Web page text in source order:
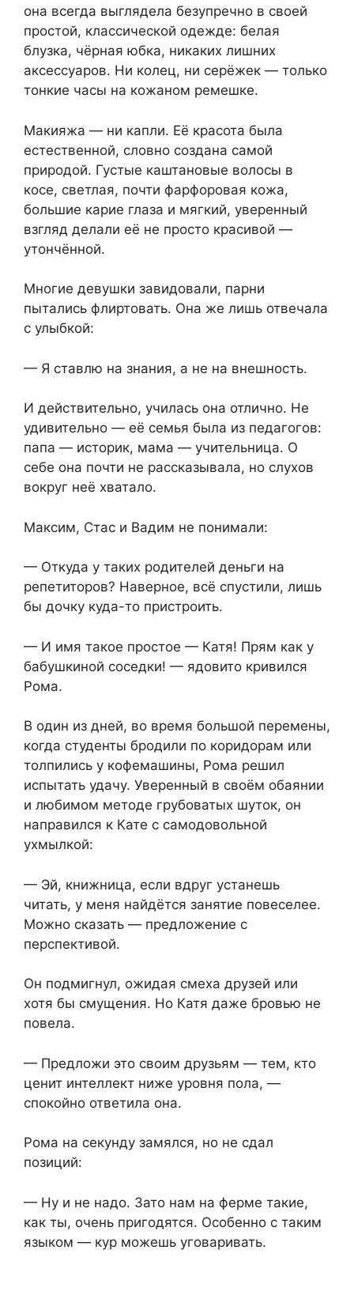
она всегда выглядела безупречно в своей
простой, классической одежде: белая
блузка, чёрная юбка, никаких лишних
аксессуаров. Ни колец, ни серёжек — только
тонкие часы на кожаном ремешке.
Макияжа — ни капли. Её красота была
естественной, словно создана самой
природой. Густые каштановые волосы в
косе, светлая, почти фарфоровая кожа,
большие карие глаза и мягкий, уверенный
взгляд делали её не просто красивой —
утончённой.
Многие девушки завидовали, парни
пытались флиртовать. Она же лишь отвечала
с улыбкой:
— Я ставлю на знания, а не на внешность.
И действительно, училась она отлично. Не
удивительно — её семья была из педагогов:
папа — историк, мама — учительница. О
себе она почти не рассказывала, но слухов
вокруг неё хватало.
Максим, Стас и Вадим не понимали:
— Откуда у таких родителей деньги на
репетиторов? Наверное, всё спустили, лишь
бы дочку куда-то пристроить.
— И имя такое простое — Катя! Прям как у
бабушкиной соседки! — ядовито кривился
Рома.
В один из дней, во время большой перемены,
когда студенты бродили по коридорам или
толпились у кофемашины, Рома решил
испытать удачу. Уверенный в своём обаянии
и любимом методе грубоватых шуток, он
направился к Кате с самодовольной
ухмылкой:
— Эй, книжница, если вдруг устанешь
читать, у меня найдётся занятие повеселее.
Можно сказать — предложение с
перспективой.
Он подмигнул, ожидая смеха друзей или
хотя бы смущения. Но Катя даже бровью не
повела.
— Предложи это своим друзьям — тем, кто
ценит интеллект ниже уровня пола, —
спокойно ответила она.
Рома на секунду замялся, но не сдал
позиций:
— Ну и не надо. Зато нам на ферме такие,
как ты, очень пригодятся. Особенно с таким
языком — кур можешь уговаривать.